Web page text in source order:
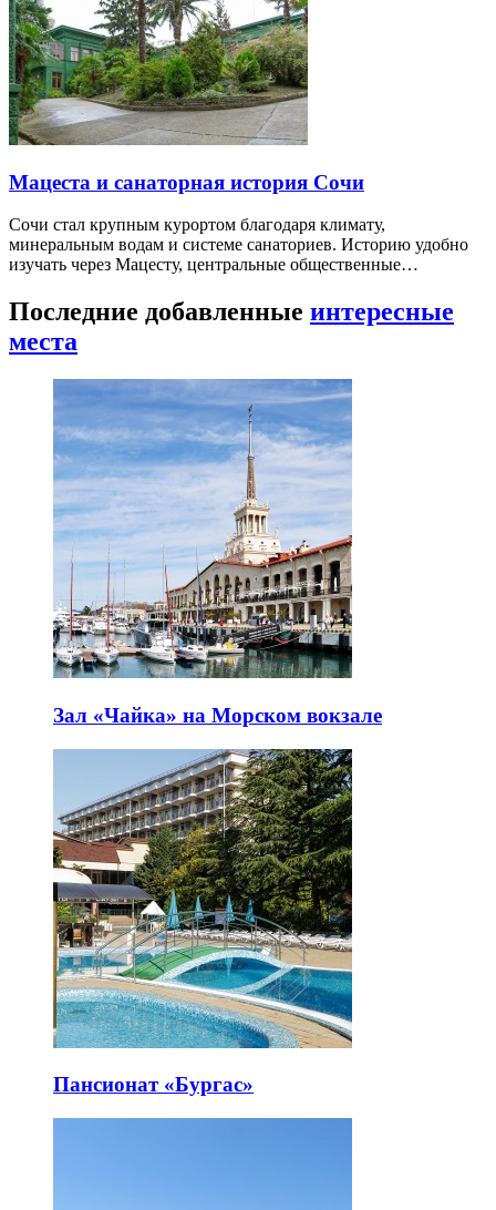
Мацеста и санаторная история Сочи
Сочи стал крупным курортом благодаря климату,
минеральным водам и системе санаториев. Историю удобно
изучать через Мацесту, центральные общественные…
Последние добавленные интересные
места
Зал «Чайка» на Морском вокзале
Пансионат «Бургас»